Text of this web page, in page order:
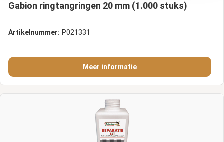
Gabion ringtangringen 20 mm (1.000 stuks)
Artikelnummer: P021331
Meer informatie